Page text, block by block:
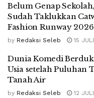
Belum Genap
Sudah Taklukkan
Fashion Runway 2026
by Redaksi Seleb 15
Dunia Komedi
Usia setelah Puluhan
Tanah Air
by Redaksi Seleb 12